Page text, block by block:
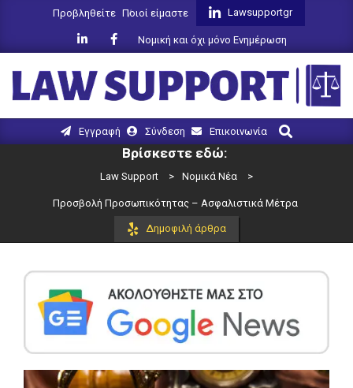
Προβληθείτε Ποιοί είμαστε Lawsupportgr
Νομική και όχι μόνο Ενημέρωση
LAW
SUPPORT
Navigation
Εγγραφή Σύνδεση Επικοινωνία
Search
Βρίσκεστε εδώ:
Law Support > Νομικά Νέα >
Προσβολή Προσωπικότητας – Ασφαλιστικά Μέτρα
Δημοφιλή άρθρα